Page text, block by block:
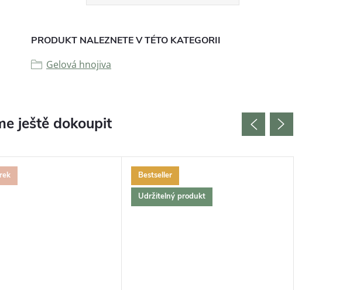
PRODUKT NALEZNETE V TÉTO KATEGORII
Gelová hnojiva
ještě dokoupit
Bestseller
Udržitelný produkt